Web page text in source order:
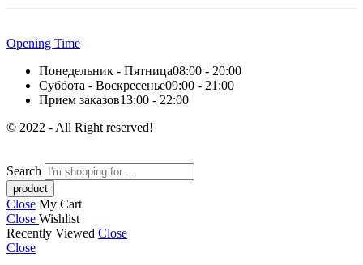
Opening Time
Понедельник - Пятница08:00 - 20:00
Суббота - Воскресенье09:00 - 21:00
Прием заказов13:00 - 22:00
© 2022 - All Right reserved!
Search
Close My Cart
Close Wishlist
Recently Viewed Close
Close